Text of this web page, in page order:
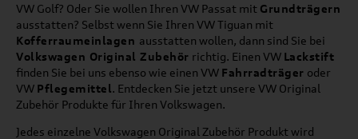
VW Golf? Oder Sie wollen Ihren VW Passat mit Grundträgern
ausstatten? Selbst wenn Sie Ihren VW Tiguan mit
Kofferraumeinlagen ausstatten wollen, dann sind Sie bei
Volkswagen Original Zubehör richtig. Einen VW Lackstift
finden Sie bei uns ebenso wie einen VW Fahrradträger oder
VW Pflegemittel. Entdecken Sie jetzt unsere VW Original
Zubehör Produkte für Ihren Volkswagen.
Jedes einzelne Volkswagen Original Zubehör Produkt wird